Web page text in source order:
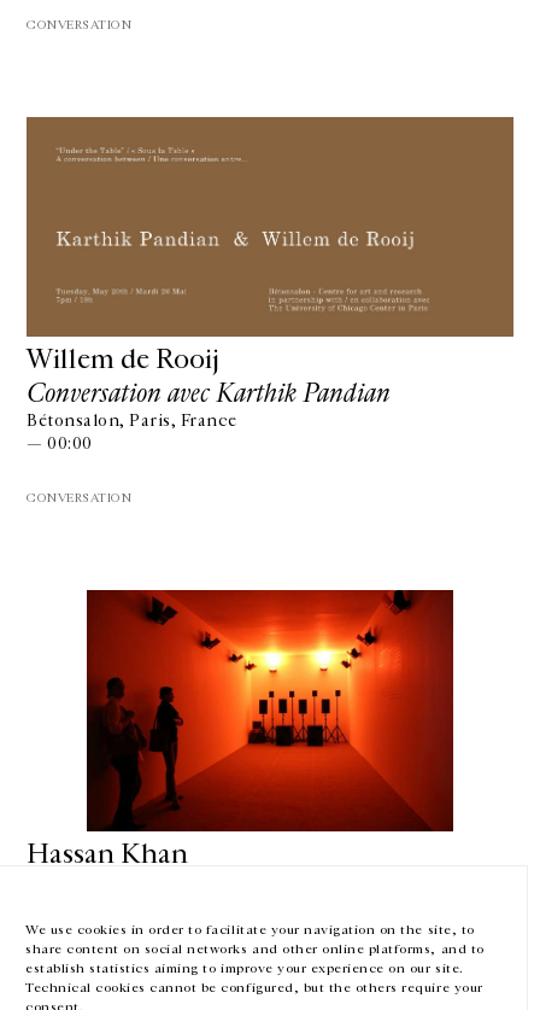
We use cookies in order to facilitate your navigation on the site, to
share content on social networks and other online platforms, and to
establish statistics aiming to improve your experience on our site.
Technical cookies cannot be configured, but the others require your
CONVERSATION
Willem de Rooij
Conversation avec Karthik Pandian
Bétonsalon, Paris, France
— 00:00
CONVERSATION
Hassan Khan
Egypte
— 00:00
GALERIE CHANTAL CROUSEL
+33 1 42 77 38 87
GALERIE@CROUSEL.COM
HORAIRES D'OUVERTURE
DU MARDI AU VENDREDI
EN FR 中文 Facebook Instagram